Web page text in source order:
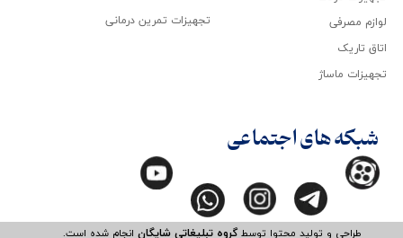
طراحی و تولید محتوا توسطگروه تبلیغاتی شایگانانجام شده است.​​​​​​​
لوازم مصرفی
اتاق تاریک
تجهیزات ماساژ
تجهیزات تمرین درمانی
شبکه های اجتماعی